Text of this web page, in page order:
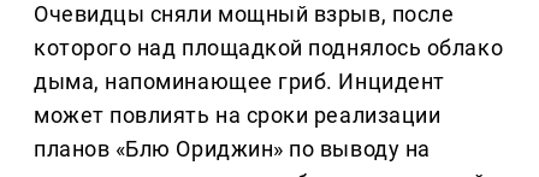
Очевидцы сняли мощный взрыв, после
которого над площадкой поднялось облако
дыма, напоминающее гриб. Инцидент
может повлиять на сроки реализации
планов «Блю Ориджин» по выводу на